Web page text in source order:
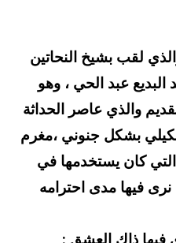
لقب بشيخ النحاتين
البديع عبد الحي ، وهو
والذي عاصر الحداثة
بشكل جنوني ،مغرم
التي كان يستخدمها في
نرى فيها مدى احترامه